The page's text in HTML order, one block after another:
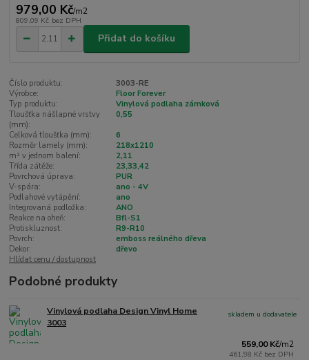
979,00 Kč/m2
809,09 Kč bez DPH
Přidat do košíku
Číslo produktu:
3003-RE
Výrobce:
Floor Forever
Typ produktu:
Vinylová podlaha zámková
Tloušťka nášlapné vrstvy
(mm):
0,55
Celková tloušťka (mm):
6
Rozměr lamely (mm):
218x1210
m² v jednom balení:
2,11
Třída zátěže:
23,33,42
Povrchová úprava:
PUR
V-spára:
ano - 4V
Podlahové vytápění:
ano
Integrovaná podložka:
ANO
Reakce na oheň:
Bfl-S1
Protiskluznost:
R9-R10
Povrch:
emboss reálného dřeva
Dekor:
dřevo
Hlídat cenu / dostupnost
Podobné produkty
Vinylová podlaha Design Vinyl Home
3003
559,00 Kč/m2
461,98 Kč bez DPH
skladem u dodavatele